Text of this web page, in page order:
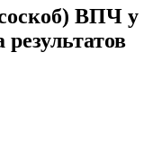
ВПЧ у